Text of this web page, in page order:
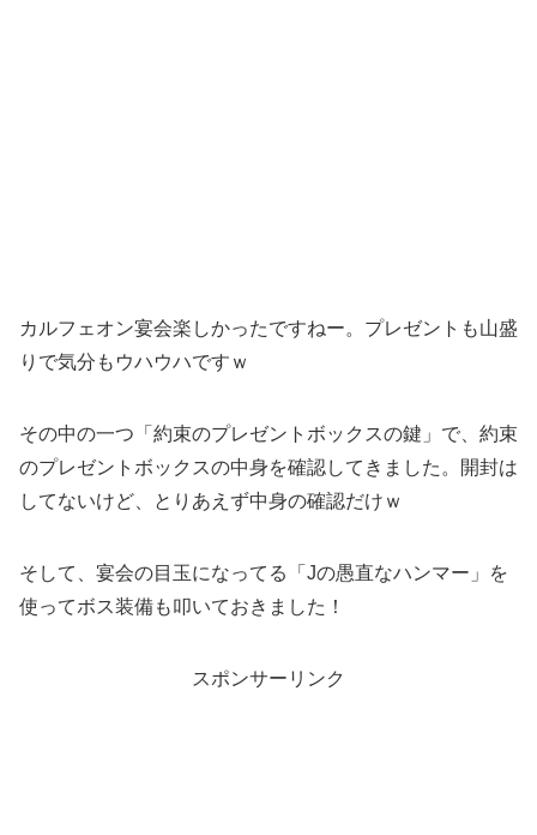
カルフェオン宴会楽しかったですねー。プレゼントも山盛
りで気分もウハウハですｗ
その中の一つ「約束のプレゼントボックスの鍵」で、約束
のプレゼントボックスの中身を確認してきました。開封は
してないけど、とりあえず中身の確認だけｗ
そして、宴会の目玉になってる「Jの愚直なハンマー」を
使ってボス装備も叩いておきました！
スポンサーリンク